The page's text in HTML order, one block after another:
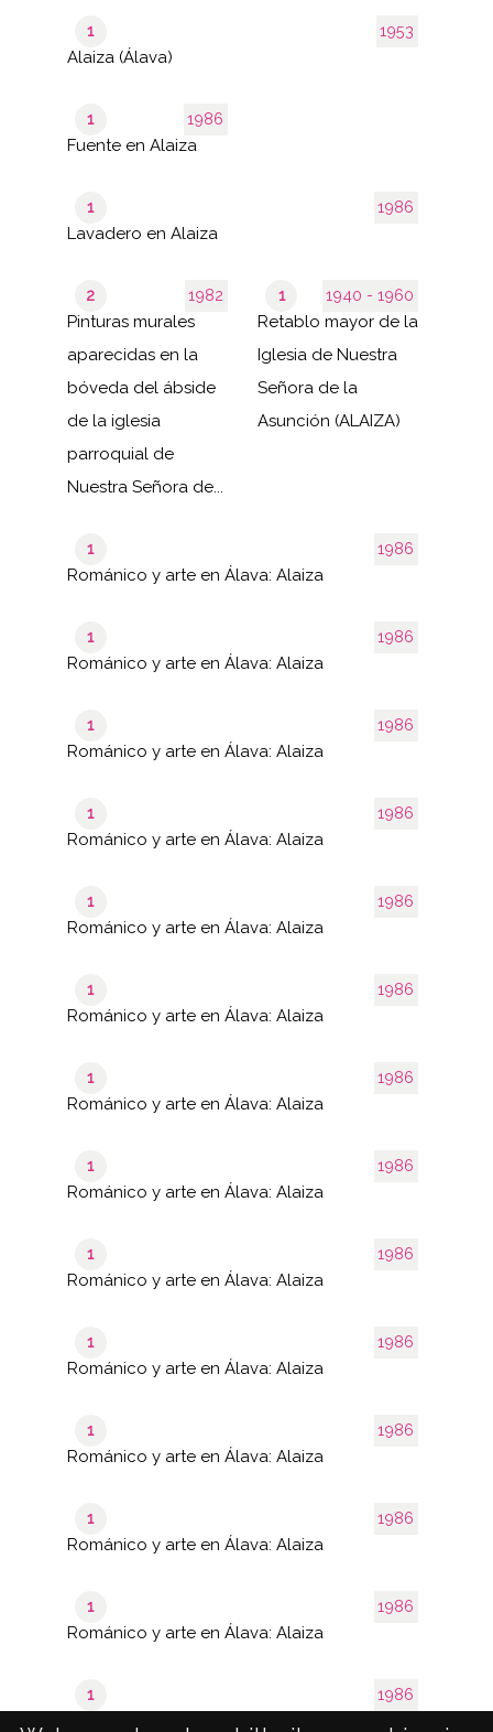
1953
1
Alaiza (Álava)
1986
1
Fuente en Alaiza
1986
1
Lavadero en Alaiza
1982
2
Pinturas murales
aparecidas en la
bóveda del ábside
de la iglesia
parroquial de
Nuestra Señora de...
1940 - 1960
1
Retablo mayor de la
Iglesia de Nuestra
Señora de la
Asunción (ALAIZA)
1986
1
Románico y arte en Álava: Alaiza
1986
1
Románico y arte en Álava: Alaiza
1986
1
Románico y arte en Álava: Alaiza
1986
1
Románico y arte en Álava: Alaiza
1986
1
Románico y arte en Álava: Alaiza
1986
1
Románico y arte en Álava: Alaiza
1986
1
Románico y arte en Álava: Alaiza
1986
1
Románico y arte en Álava: Alaiza
1986
1
Románico y arte en Álava: Alaiza
1986
1
Románico y arte en Álava: Alaiza
1986
1
Románico y arte en Álava: Alaiza
1986
1
Románico y arte en Álava: Alaiza
1986
1
Románico y arte en Álava: Alaiza
1986
1